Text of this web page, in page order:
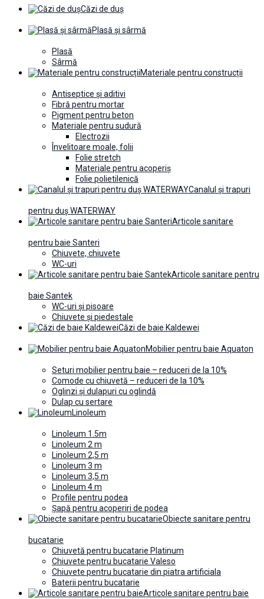
Căzi de duș
Plasă și sârmă
Plasă
Sârmă
Materiale pentru construcții
Antiseptice și aditivi
Fibră pentru mortar
Pigment pentru beton
Materiale pentru sudură
Electrozii
Învelitoare moale, folii
Folie stretch
Materiale pentru acoperiș
Folie polietilenică
Canalul și trapuri
pentru duș WATERWAY
Articole sanitare
pentru baie Santeri
Chiuvete, chiuvete
WC-uri
Articole sanitare pentru
baie Santek
WC-uri și pisoare
Chiuvete și piedestale
Căzi de baie Kaldewei
Mobilier pentru baie Aquaton
Seturi mobilier pentru baie – reduceri de la 10%
Comode cu chiuvetă – reduceri de la 10%
Oglinzi și dulapuri cu oglindă
Dulap cu sertare
Linoleum
Linoleum 1.5m
Linoleum 2 m
Linoleum 2,5 m
Linoleum 3 m
Linoleum 3,5 m
Linoleum 4 m
Profile pentru podea
Șapă pentru acoperiri de podea
Obiecte sanitare pentru
bucatarie
Chiuvetă pentru bucatarie Platinum
Chiuvete pentru bucatarie Valeso
Chiuvete pentru bucatarie din piatra artificiala
Baterii pentru bucatarie
Articole sanitare pentru baie